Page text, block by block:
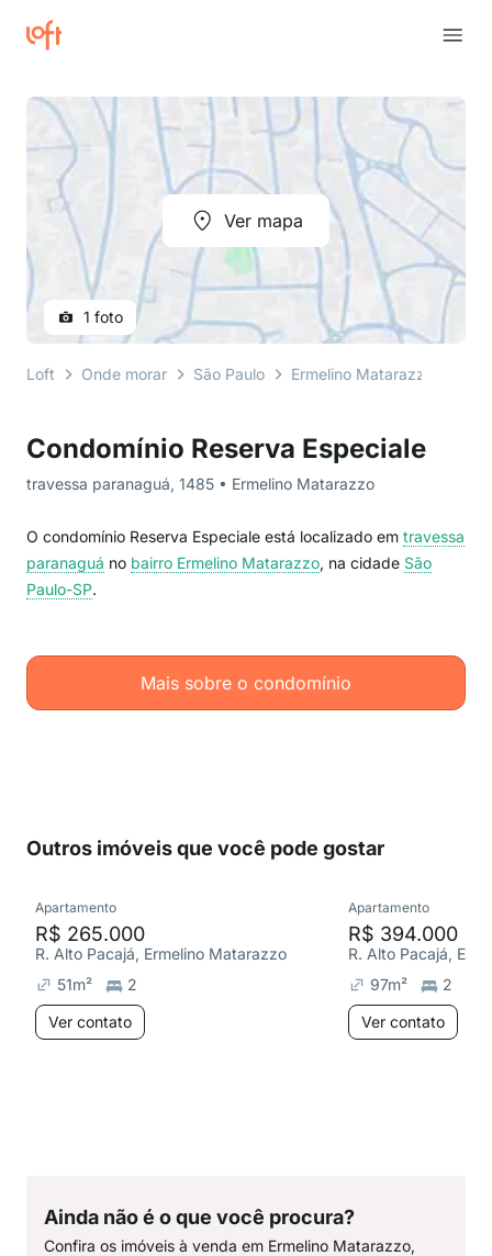
Condomínio Reserva Especiale
travessa paranaguá, 1485 • Ermelino Matarazzo
O condomínio Reserva Especiale está localizado em travessa
paranaguá no bairro Ermelino Matarazzo, na cidade São
Paulo-SP.
Mais sobre o condomínio
Ver mapa
1 foto
Loft Onde morar São Paulo Ermelino Matarazzo
Outros imóveis que você pode gostar
Apartamento
R$ 265.000
R. Alto Pacajá, Ermelino Matarazzo
51m²
2
Ver contato
Apartamento
R$ 394.000
R. Alto Pacajá,
97m²
2
Ver contato
Ainda não é o que você procura?
Confira os imóveis à venda em Ermelino Matarazzo,